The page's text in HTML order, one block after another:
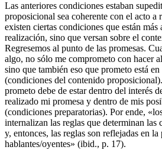
Las anteriores condiciones estaban
proposicional sea coherente con el acto a
existen ciertas condiciones que están
realización, sino que versan sobre el
Regresemos al punto de las promesas.
algo, no sólo me comprometo con hacer
sino que también eso que prometo está
(condiciones del contenido
prometo debe de estar dentro del interés
realizado mi promesa y dentro de mis
(condiciones preparatorias). Por ende,
internalizan las reglas que determinan las
y, entonces, las reglas son reflejadas en
hablantes/oyentes» (ibid., p. 17).